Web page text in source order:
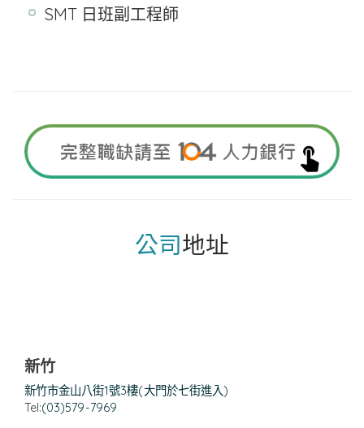
SMT 日班副工程師
公司地址
新竹
新竹市金山八街1號3樓(大門於七街進入)
Tel:(03)579-7969